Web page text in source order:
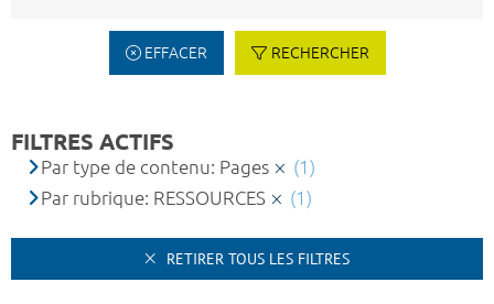
EFFACER RECHERCHER
FILTRES ACTIFS
Par type de contenu: Pages
(1)
Par rubrique: RESSOURCES
(1)
RETIRER TOUS LES FILTRES